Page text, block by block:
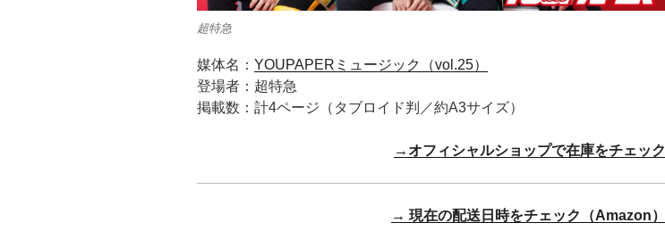
超特急
媒体名： YOUPAPERミュージック（vol.25）
登場者：超特急
掲載数：計4ページ（タブロイド判／約A3サイズ）
→オフィシャルショップで在庫をチェック
→ 現在の配送日時をチェック（Amazon）